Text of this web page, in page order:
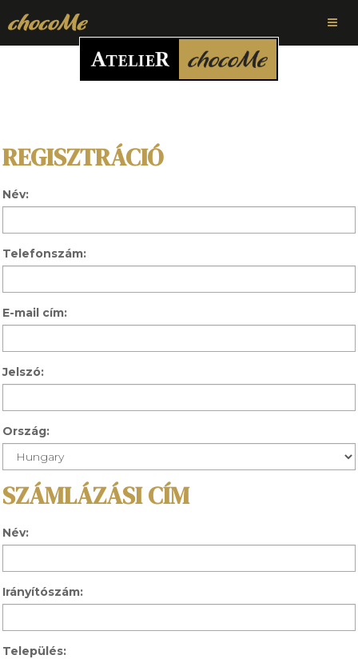
REGISZTRÁCIÓ
Név:
Telefonszám:
E-mail cím:
Jelszó:
Ország:
SZÁMLÁZÁSI CÍM
Név:
Irányítószám:
Település: